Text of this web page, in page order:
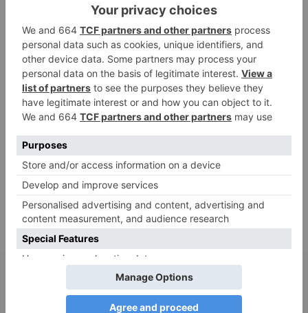
Wähle den König 94600 Ile-de-France Frankreich
Sprachen
Französisch
Englisch
Dons
Fruchtkefirkörner
Freigabemodi
Kontaktieren Sie diese Person
Ankündigung veröffentlicht in :
Frankreich-Ile-de-France-Wähle den König
Kefir de Früchte
Manuelle Zustellung